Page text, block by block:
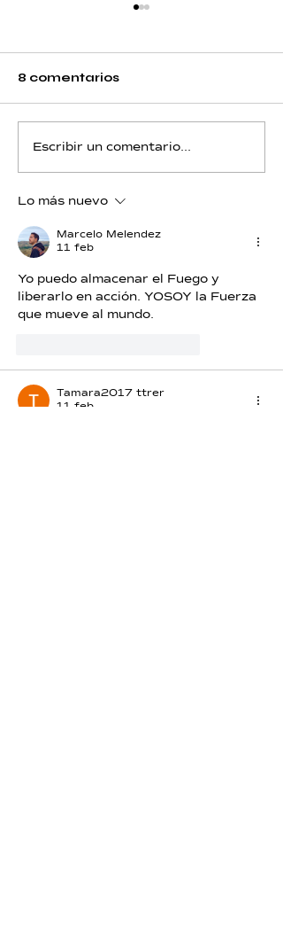
8 comentarios
Escribir un comentario...
Lo más nuevo
Marcelo Melendez
11 feb
Yo puedo almacenar el Fuego y
liberarlo en acción. YOSOY la Fuerza
que mueve al mundo.
Tamara2017 ttrer
11 feb